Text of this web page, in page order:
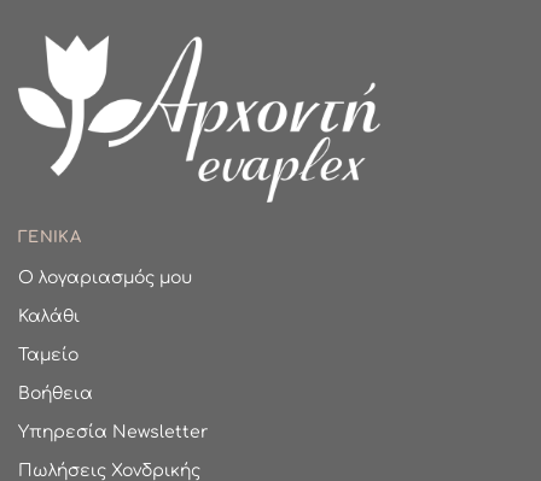
ΓΕΝΙΚΑ
Ο λογαριασμός μου
Καλάθι
Ταμείο
Βοήθεια
Υπηρεσία Newsletter
Πωλήσεις Χονδρικής